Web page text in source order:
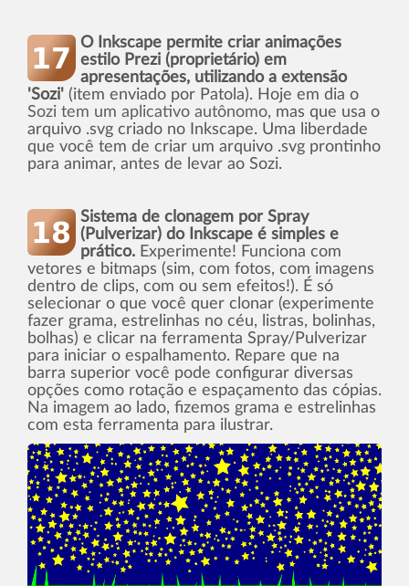
O Inkscape permite criar animações
estilo Prezi (proprietário) em
apresentações, utilizando a extensão
'Sozi' (item enviado por Patola). Hoje em dia o
Sozi tem um aplicativo autônomo, mas que usa o
arquivo .svg criado no Inkscape. Uma liberdade
que você tem de criar um arquivo .svg prontinho
para animar, antes de levar ao Sozi.
Sistema de clonagem por Spray
(Pulverizar) do Inkscape é simples e
prático. Experimente! Funciona com
vetores e bitmaps (sim, com fotos, com imagens
dentro de clips, com ou sem efeitos!). É só
selecionar o que você quer clonar (experimente
fazer grama, estrelinhas no céu, listras, bolinhas,
bolhas) e clicar na ferramenta Spray/Pulverizar
para iniciar o espalhamento. Repare que na
barra superior você pode configurar diversas
opções como rotação e espaçamento das cópias.
Na imagem ao lado, fizemos grama e estrelinhas
com esta ferramenta para ilustrar.